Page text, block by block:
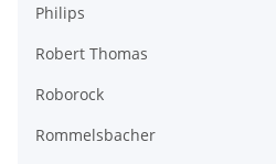
Philips
Robert Thomas
Roborock
Rommelsbacher